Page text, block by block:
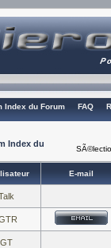
Index du Forum FAQ
Index du
E-mail